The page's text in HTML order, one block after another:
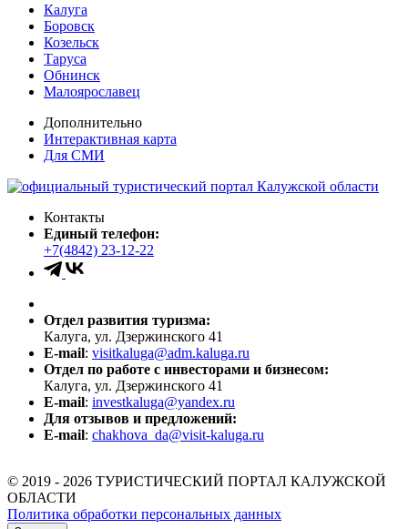
Калуга
Боровск
Козельск
Таруса
Обнинск
Малоярославец
Дополнительно
Интерактивная карта
Для СМИ
Контакты
Единый телефон:
+7(4842) 23-12-22
Отдел развития туризма:
Калуга, ул. Дзержинского 41
E-mail: visitkaluga@adm.kaluga.ru
Отдел по работе с инвесторами и бизнесом:
Калуга, ул. Дзержинского 41
E-mail: investkaluga@yandex.ru
Для отзывов и предложений:
E-mail: chakhova_da@visit-kaluga.ru
© 2019 - 2026 ТУРИСТИЧЕСКИЙ ПОРТАЛ КАЛУЖСКОЙ
ОБЛАСТИ
Политика обработки персональных данных